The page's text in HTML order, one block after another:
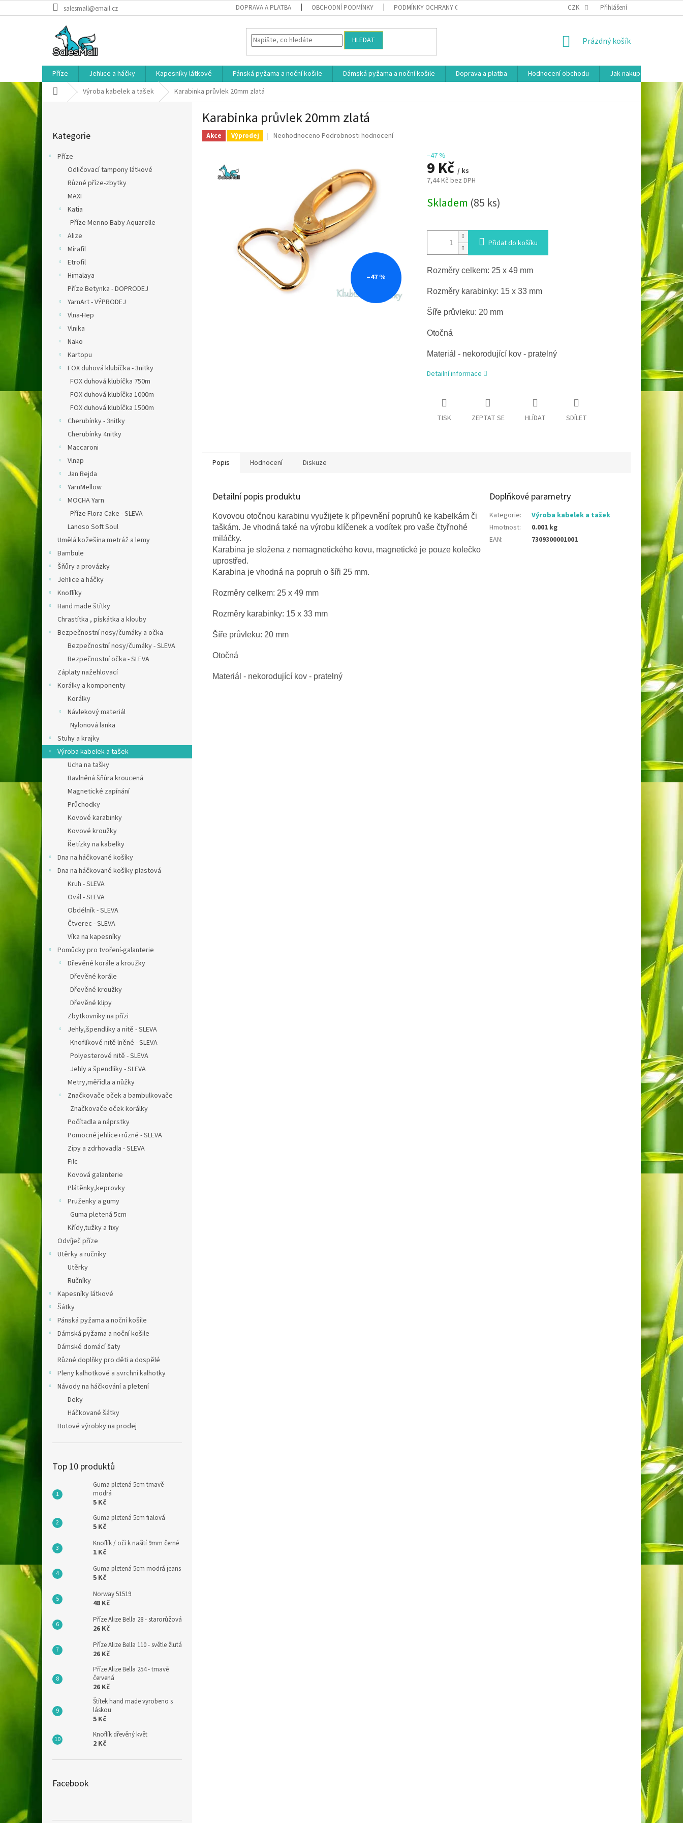
na
salesmall@email.cz DOPRAVA A PLATBA OBCHODNÍ PODMÍNKY PODMÍNKY OCHRANY OSOBNÍCH ÚDAJŮ HODNOCENÍ OBCHODU MOJE OBJEDNÁVKA
CZK Přihlášení
HLEDAT
NÁKUPNÍ
Prázdný košík
Příze Jehlice a háčky Kapesníky látkové Pánská pyžama a noční košile Dámská pyžama a noční košile Doprava a platba Hodnocení obchodu Jak nakupovat
Domů Výroba kabelek a tašek Karabinka průvlek 20mm zlatá
kategorie
Kategorie
Příze
Odličovací tampony látkové
Různé příze-zbytky
MAXI
Katia
Příze Merino Baby Aquarelle
Alize
Mirafil
Etrofil
Himalaya
Příze Betynka - DOPRODEJ
YarnArt - VÝPRODEJ
Vlna-Hep
Vlnika
Nako
Kartopu
FOX duhová klubíčka - 3nitky
FOX duhová klubíčka 750m
FOX duhová klubíčka 1000m
FOX duhová klubíčka 1500m
Cherubínky - 3nitky
Cherubínky 4nitky
Maccaroni
Vlnap
Jan Rejda
YarnMellow
MOCHA Yarn
Příze Flora Cake - SLEVA
Lanoso Soft Soul
Umělá kožešina metráž a lemy
Bambule
Šňůry a provázky
Jehlice a háčky
Knoflíky
Hand made štítky
Chrastítka , pískátka a klouby
Bezpečnostní nosy/čumáky a očka
Bezpečnostní nosy/čumáky - SLEVA
Bezpečnostní očka - SLEVA
Záplaty nažehlovací
Korálky a komponenty
Korálky
Návlekový materiál
Nylonová lanka
Stuhy a krajky
Výroba kabelek a tašek
Ucha na tašky
Bavlněná šňůra kroucená
Magnetické zapínání
Průchodky
Kovové karabinky
Kovové kroužky
Řetízky na kabelky
Dna na háčkované košíky
Dna na háčkované košíky plastová
Kruh - SLEVA
Ovál - SLEVA
Obdélník - SLEVA
Čtverec - SLEVA
Víka na kapesníky
Pomůcky pro tvoření-galanterie
Dřevěné korále a kroužky
Dřevěné korále
Dřevěné kroužky
Dřevěné klipy
Zbytkovníky na přízi
Jehly,špendlíky a nitě - SLEVA
Knoflíkové nitě lněné - SLEVA
Polyesterové nitě - SLEVA
Jehly a špendlíky - SLEVA
Metry,měřidla a nůžky
Značkovače oček a bambulkovače
Značkovače oček korálky
Počítadla a náprstky
Pomocné jehlice+různé - SLEVA
Zipy a zdrhovadla - SLEVA
Filc
Kovová galanterie
Plátěnky,keprovky
Pruženky a gumy
Guma pletená 5cm
Křídy,tužky a fixy
Odvíječ příze
Utěrky a ručníky
Utěrky
Ručníky
Kapesníky látkové
Šátky
Pánská pyžama a noční košile
Dámská pyžama a noční košile
Dámské domácí šaty
Různé doplňky pro děti a dospělé
Pleny kalhotkové a svrchní kalhotky
Návody na háčkování a pletení
Deky
Háčkované šátky
Hotové výrobky na prodej
Top 10 produktů
Guma pletená 5cm tmavě
modrá
5 Kč
Guma pletená 5cm fialová
5 Kč
Knoflík / oči k našití 9mm černé
1 Kč
Guma pletená 5cm modrá jeans
5 Kč
Norway 51519
48 Kč
Příze Alize Bella 28 - starorůžová
26 Kč
Příze Alize Bella 110 - světle žlutá
26 Kč
Příze Alize Bella 254 - tmavě
červená
26 Kč
Štítek hand made vyrobeno s
láskou
5 Kč
Knoflík dřevěný květ
2 Kč
Facebook
Karabinka průvlek 20mm zlatá
Akce Výprodej
Průměrné
hvězdiček.
Neohodnoceno Podrobnosti hodnocení
–47 %
–47 %
9 Kč / ks
7,44 Kč bez DPH
cena:
Skladem (85 ks)
Přidat do košíku
Rozměry celkem: 25 x 49 mm
Rozměry karabinky: 15 x 33 mm
Šíře průvleku: 20 mm
Otočná
Materiál - nekorodující kov - pratelný
Detailní informace
TISK ZEPTAT SE HLÍDAT SDÍLET
Popis Hodnocení Diskuze
Detailní popis produktu
Kovovou otočnou karabinu využijete k připevnění popruhů ke kabelkám či
taškám. Je vhodná také na výrobu klíčenek a vodítek pro vaše čtyřnohé
miláčky.
Karabina je složena z nemagnetického kovu, magnetické je pouze kolečko
uprostřed.
Karabina je vhodná na popruh o šíři 25 mm.
Rozměry celkem: 25 x 49 mm
Rozměry karabinky: 15 x 33 mm
Šíře průvleku: 20 mm
Otočná
Materiál - nekorodující kov - pratelný
Doplňkové parametry
Kategorie:
Výroba kabelek a tašek
Hmotnost:
0.001 kg
EAN: 7309300001001